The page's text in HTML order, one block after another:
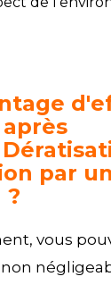
par un
?
vous